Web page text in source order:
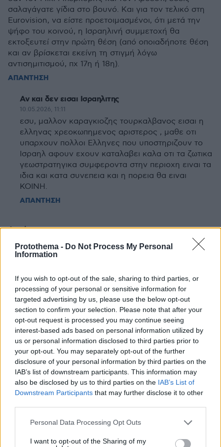
Protothema - Do Not Process My Personal
Information
If you wish to opt-out of the sale, sharing to third parties, or
processing of your personal or sensitive information for
targeted advertising by us, please use the below opt-out
section to confirm your selection. Please note that after your
opt-out request is processed you may continue seeing
interest-based ads based on personal information utilized by
us or personal information disclosed to third parties prior to
your opt-out. You may separately opt-out of the further
disclosure of your personal information by third parties on the
IAB’s list of downstream participants. This information may
also be disclosed by us to third parties on the IAB’s List of
Downstream Participants that may further disclose it to other
Please note that this website/app uses one or more Google
not limited to your visit or usage behaviour. You may click to
Personal Data Processing Opt Outs
I want to opt-out of the Sharing of my
σαλαγάγατε γίδια στο βουνό. Και για τον τελικό στη
Eurovision, να είστε προετοιμασμένοι, ότι μετά την
ψήφο του κοινού, η Ισραηλινή συμμετοχή θα
εκτοξευτεί στην πρώτη θέση (από οποιαδήποτε θέση
και αν βρίσκεται εκείνη τη στιγμή λόγω
αντισημιτισμού, πχ 17η ή 18η).
ΑΠΑΝΤΗΣΗ
Αν και δεν εισαι Ισραηλιτης
10.05.2026, 11:11
εσυ, μαλλον καραγκιοζης τουρκαλβανος εισαι η
ελληνας χρεοκωπημενος αριστερος , μαθε οτι
υπαρχουν πολλοι Ελληνες που υποστηριζουν το
Ισραηλ αφουν εχουν καταλαβει καλα οτι τα ζωτικα
γεωστρατηγικα συμφεροντα στην περιοχη ειναι τα
ιδια και κατα συνεπεια και η πορεια θα ειναι
ΚΟΙΝΗ.
ΑΠΑΝΤΗΣΗ
Αγρότης
Εδώ λοιπόν κρύβεται το δικέφαλο κοτόπουλο, που
ΑΠΑΝΤΗΣΗ
Κούλα
10.05.2026, 09:57
παντού , μας πως τους ταιριάζει δεν λέγεται .
ΑΠΑΝΤΗΣΗ
μπορει
κανενα δικο μας δικαστη να μας το δωσει στα χαρτια
; να βγαλει καινουργιο σκορ και να νικαει η αεκουλα.